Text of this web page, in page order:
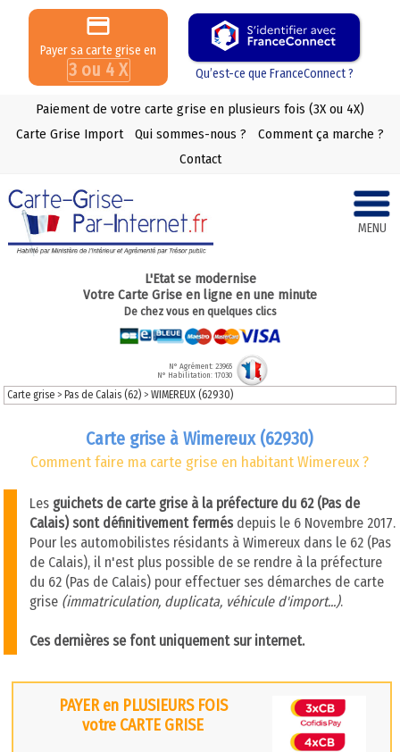
Payer sa carte grise en
3 ou 4 X Qu’est-ce que FranceConnect ?
Paiement de votre carte grise en plusieurs fois (3X ou 4X)
Carte Grise Import
Qui sommes-nous ?
Comment ça marche ?
Contact
MENU
L'Etat se modernise
Votre Carte Grise en ligne en une minute
De chez vous en quelques clics
N° Agrément: 23965
N° Habilitation: 17030
Carte grise > Pas de Calais (62)>WIMEREUX (62930)
Carte grise à Wimereux (62930)
Comment faire ma carte grise en habitant Wimereux ?
Les guichets de carte grise à la préfecture du 62 (Pas de
Calais) sont définitivement fermésdepuis le 6 Novembre 2017.
Pour les automobilistes résidants à Wimereux dans le 62 (Pas
de Calais), il n'est plus possible de se rendre à la préfecture
du 62 (Pas de Calais) pour effectuer ses démarches de carte
grise (immatriculation, duplicata, véhicule d'import...).
Ces dernières se font uniquement sur internet.
PAYER en PLUSIEURS FOIS
votre CARTE GRISE